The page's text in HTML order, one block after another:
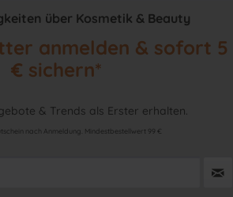
vom Hersteller
über Kosmetik & Beauty
anmelden & sofort 5
€ sichern*
& Trends als Erster erhalten.
nach Anmeldung. Mindestbestellwert 99 €